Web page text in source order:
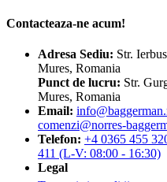
Contacteaza-ne acum!
Adresa Sediu: Str.
Mures, Romania
Punct de lucru: Str.
Mures, Romania
Email:
comenzi@norres-
Telefon: +4 0365 455
411 (L-V: 08:00 - 16:30)
Legal